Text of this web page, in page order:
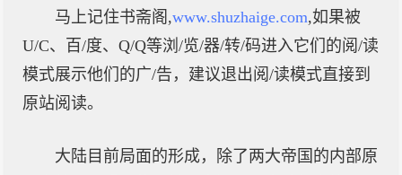
马上记住书斋阁,www.shuzhaige.com,如果被
U/C、百/度、Q/Q等浏/览/器/转/码进入它们的阅/读
模式展示他们的广/告，建议退出阅/读模式直接到
原站阅读。
大陆目前局面的形成，除了两大帝国的内部原